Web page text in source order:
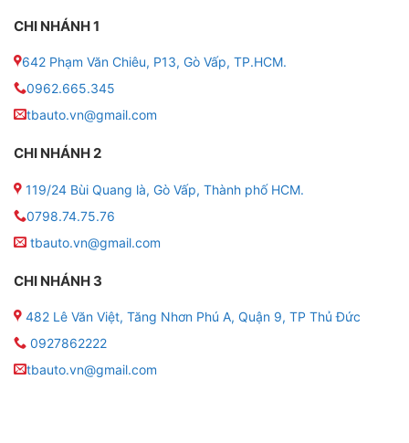
CHI NHÁNH 1
642 Phạm Văn Chiêu, P13, Gò Vấp, TP.HCM.
0962.665.345
tbauto.vn@gmail.com
CHI NHÁNH 2
119/24 Bùi Quang là, Gò Vấp, Thành phố HCM.
0798.74.75.76
tbauto.vn@gmail.com
CHI NHÁNH 3
482 Lê Văn Việt, Tăng Nhơn Phú A, Quận 9, TP Thủ Đức
0927862222
tbauto.vn@gmail.com